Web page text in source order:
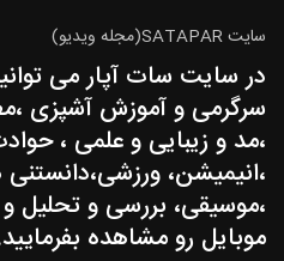
سایت SATAPAR(مجله ویدیو)
در سایت سات آپار می
سرگرمی و آموزش آشپزی
،مد و زیبایی و علمی ،
،انیمیشن، ورزشی،دانستنی
،موسیقی، بررسی و تحلیل
موبایل رو مشاهده